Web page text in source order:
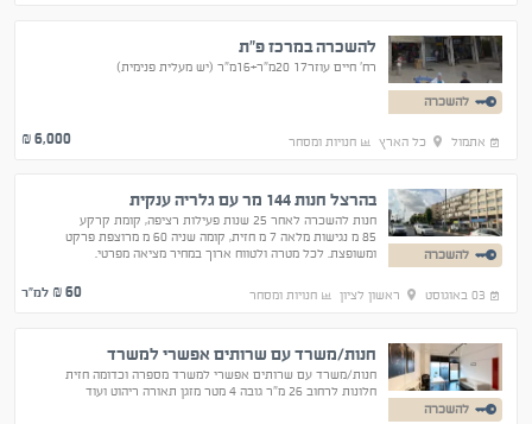
להשכרה
להשכרה במרכז פ"ת
רח' חיים עוזר17 20מ"ר+16מ"ר (יש מעלית פנימית)
אתמול כל הארץ חנויות ומסחר 6,000
₪
להשכרה
בהרצל חנות 144 מר עם גלריה ענקית
חנות להשכרה לאחר 25 שנות פעילות רציפה, קומת קרקע
85 מ נגישות מלאה 7 מ חזית, קומה שניה 60 מ מרוצפת פרקט
ומשופצת. לכל מטרה ולטווח ארוך במחיר מציאה מפרטי.
03 באוגוסט ראשון לציון חנויות ומסחר 60 ₪ למ"ר
להשכרה
חנות/משרד עם שרותים אפשרי למשרד
חנות/משרד עם שרותים אפשרי למשרד מספרה וכדומה חזית
חלונות לרחוב 26 מ״ר גובה 4 מטר מזגן תאורה ריהוט ועוד